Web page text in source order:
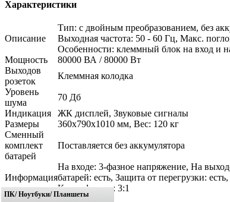
Характеристики
Описание
Тип: с двойным преобразованием, без
Выходная частота: 50 - 60 Гц, Макс.
Особенности: клеммный блок на вход и
Мощность
80000 ВА / 80000 Вт
Выходов
розеток
Клеммная колодка
Уровень
шума
70 Дб
Индикация
ЖК дисплей, Звуковые сигналы
Размеры
360x790x1010 мм, Вес: 120 кг
Сменный
комплект
батарей
Поставляется без аккумулятора
Информация
На входе: 3-фазное напряжение, На
батарей: есть, Защита от перегрузки:
Крест-фактор: 3:1
ПК/ Ноутбуки/ Планшеты